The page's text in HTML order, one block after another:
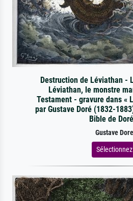
Destruction de Léviathan -
Léviathan, le monstre
Testament - gravure dans «
par Gustave Doré (1832-
Bible de
Gustave Dore
Sélectionnez